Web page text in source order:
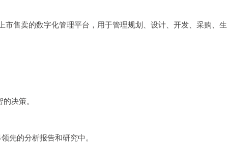
售卖的数字化管理平台，用于管理规划、设计、开发、采购、生
决策。
先的分析报告和研究中。